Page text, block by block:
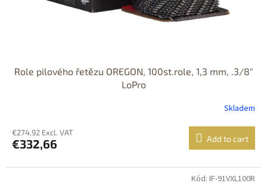
Role pilového řetězu OREGON, 100st.role, 1,3 mm, .3/8"
LoPro
Skladem
€274,92 Excl. VAT
€332,66 Add to cart
Kód: IF-91VXL100R